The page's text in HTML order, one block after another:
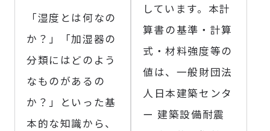
「湿度とは何なの
か？」「加湿器の
分類にはどのよう
なものがあるの
か？」といった基
本的な知識から、
しています。本計
算書の基準・計算
式・材料強度等の
値は、一般財団法
人日本建築センタ
ー 建築設備耐震